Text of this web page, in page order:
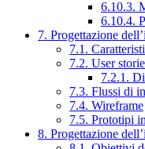
6.10.3.
6.10.4.
7. Progettazione
7.1.
7.2. User
7.2.1.
7.3. Flussi di
7.4. Wireframe
7.5. Prototipi
8. Progettazione